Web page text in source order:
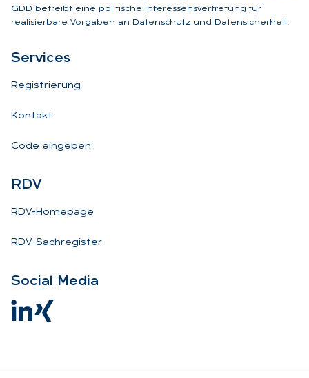
GDD betreibt eine politische Interessensvertretung für
realisierbare Vorgaben an Datenschutz und Datensicherheit.
Ser­vices
Registrierung
Kontakt
Code eingeben
RDV
RDV-Homepage
RDV-Sachregister
So­ci­al Me­dia